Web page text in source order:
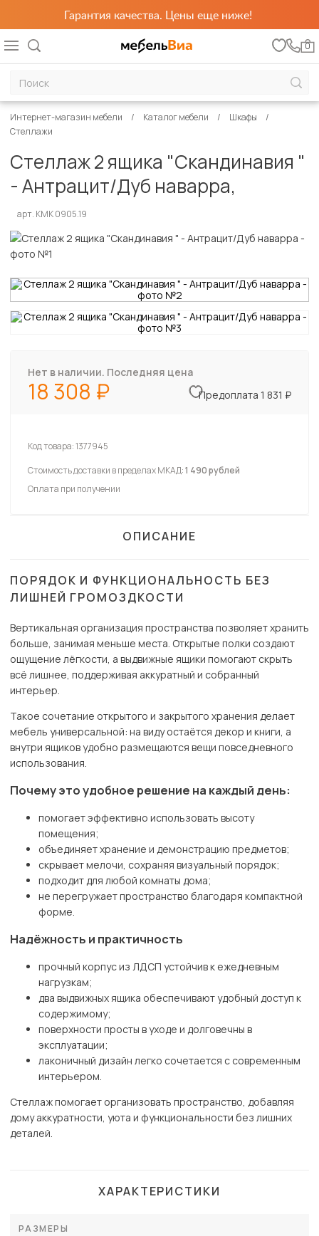
Гарантия качества. Цены еще ниже!
0
Интернет-магазин мебели Каталог мебели
Шкафы
Стеллажи
Стеллаж 2 ящика "Скандинавия "
- Антрацит/Дуб наварра,
арт. КМК 0905.19
Нет в наличии. Последняя цена
18 308 Предоплата 1 831 ₽
Код товара:1377945
Стоимость доставки в пределах МКАД:1 490 рублей
Оплата при получении
ОПИСАНИЕ
ПОРЯДОК И ФУНКЦИОНАЛЬНОСТЬ БЕЗ
ЛИШНЕЙ ГРОМОЗДКОСТИ
Вертикальная организация пространства позволяет хранить
больше, занимая меньше места. Открытые полки создают
ощущение лёгкости, а выдвижные ящики помогают скрыть
всё лишнее, поддерживая аккуратный и собранный
интерьер.
Такое сочетание открытого и закрытого хранения делает
мебель универсальной: на виду остаётся декор и книги, а
внутри ящиков удобно размещаются вещи повседневного
использования.
Почему это удобное решение на каждый день:
помогает эффективно использовать высоту
помещения;
объединяет хранение и демонстрацию предметов;
скрывает мелочи, сохраняя визуальный порядок;
подходит для любой комнаты дома;
не перегружает пространство благодаря компактной
форме.
Надёжность и практичность
прочный корпус из ЛДСП устойчив к ежедневным
нагрузкам;
два выдвижных ящика обеспечивают удобный доступ к
содержимому;
поверхности просты в уходе и долговечны в
эксплуатации;
лаконичный дизайн легко сочетается с современным
интерьером.
Стеллаж помогает организовать пространство, добавляя
дому аккуратности, уюта и функциональности без лишних
деталей.
ХАРАКТЕРИСТИКИ
РАЗМЕРЫ